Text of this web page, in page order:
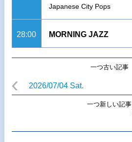
Japanese City Pops
28:00 MORNING JAZZ
一つ古い記事
2026/07/04 Sat.
一つ新しい記事